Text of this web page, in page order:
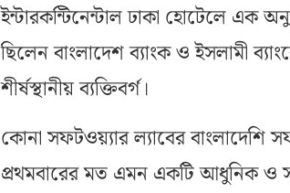
ইন্টারকন্টিনেন্টাল ঢাকা হোটেলে এক
ছিলেন বাংলাদেশ ব্যাংক ও ইসলামী
শীর্ষস্থানীয় ব্যক্তিবর্গ।
কোনা সফটওয়্যার ল্যাবের বাংলাদেশি
প্রথমবারের মত এমন একটি আধুনিক ও